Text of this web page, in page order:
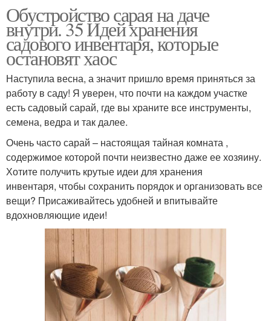
Обустройство сарая на даче
внутри. 35 Идей хранения
садового инвентаря, которые
остановят хаос
Наступила весна, а значит пришло время приняться за
работу в саду! Я уверен, что почти на каждом участке
есть садовый сарай, где вы храните все инструменты,
семена, ведра и так далее.
Очень часто сарай – настоящая тайная комната ,
содержимое которой почти неизвестно даже ее хозяину.
Хотите получить крутые идеи для хранения
инвентаря, чтобы сохранить порядок и организовать все
вещи? Присаживайтесь удобней и впитывайте
вдохновляющие идеи!